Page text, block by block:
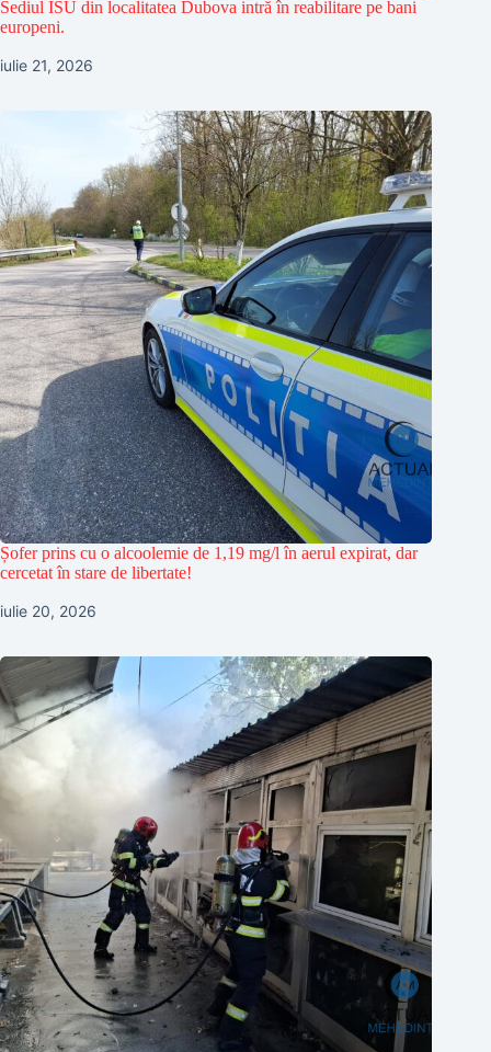
Sediul ISU din localitatea Dubova intră în reabilitare pe bani
europeni.
iulie 21, 2026
Șofer prins cu o alcoolemie de 1,19 mg/l în aerul expirat, dar
cercetat în stare de libertate!
iulie 20, 2026